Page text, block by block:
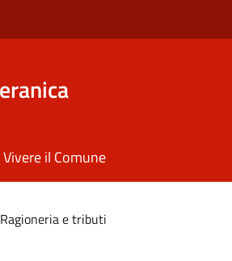
Vivere il Comune
Ragioneria e tributi